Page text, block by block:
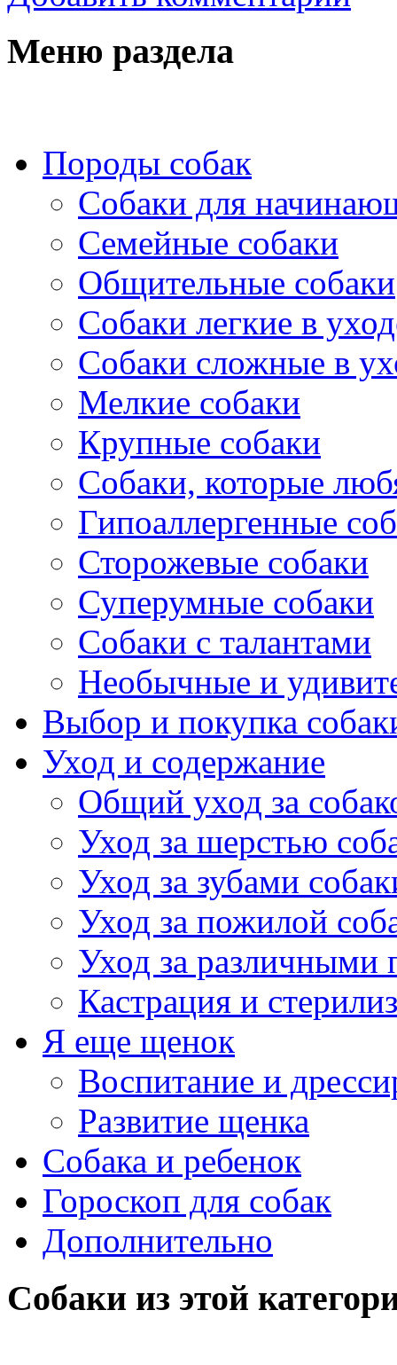
Меню раздела
Породы собак
Собаки для
Семейные собаки
Общительные собаки
Собаки легкие в
Собаки сложные в
Мелкие собаки
Крупные собаки
Собаки, которые
Гипоаллергенные
Сторожевые собаки
Суперумные собаки
Собаки с талантами
Необычные и
Выбор и покупка
Уход и содержание
Общий уход за
Уход за шерстью
Уход за зубами
Уход за пожилой
Уход за различными
Кастрация и
Я еще щенок
Воспитание и
Развитие щенка
Собака и ребенок
Гороскоп для собак
Дополнительно
Собаки из этой